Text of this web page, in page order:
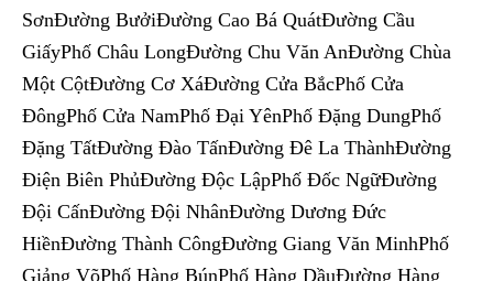
SơnĐường BưởiĐường Cao Bá QuátĐường Cầu
GiấyPhố Châu LongĐường Chu Văn AnĐường Chùa
Một CộtĐường Cơ XáĐường Cửa BắcPhố Cửa
ĐôngPhố Cửa NamPhố Đại YênPhố Đặng DungPhố
Đặng TấtĐường Đào TấnĐường Đê La ThànhĐường
Điện Biên PhủĐường Độc LậpPhố Đốc NgữĐường
Đội CấnĐường Đội NhânĐường Dương Đức
HiềnĐường Thành CôngĐường Giang Văn MinhPhố
Giảng VõPhố Hàng BúnPhố Hàng DầuĐường Hàng